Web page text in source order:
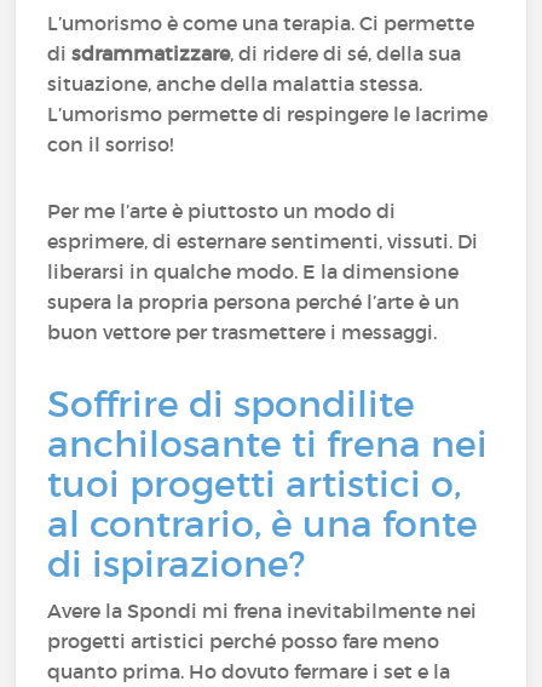
L’umorismo è come una terapia. Ci permette
disdrammatizzare, di ridere di sé, della sua
situazione, anche della malattia stessa.
L’umorismo permette di respingere le lacrime
con il sorriso!
Per me l’arte è piuttosto un modo di
esprimere, di esternare sentimenti, vissuti. Di
liberarsi in qualche modo. E la dimensione
supera la propria persona perché l’arte è un
buon vettore per trasmettere i messaggi.
Soffrire di spondilite
anchilosante ti frena nei
tuoi progetti artistici o,
al contrario, è una fonte
di ispirazione?
Avere la Spondi mi frena inevitabilmente nei
progetti artistici perché posso fare meno
quanto prima. Ho dovuto fermare i set e la